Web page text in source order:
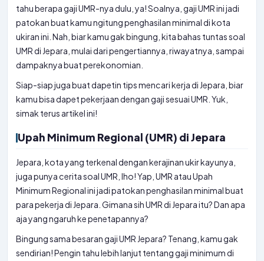
tahu berapa gaji UMR-nya dulu, ya! Soalnya, gaji UMR ini jadi
patokan buat kamu ngitung penghasilan minimal di kota
ukiran ini. Nah, biar kamu gak bingung, kita bahas tuntas soal
UMR di Jepara, mulai dari pengertiannya, riwayatnya, sampai
dampaknya buat perekonomian.
Siap-siap juga buat dapetin tips mencari kerja di Jepara, biar
kamu bisa dapet pekerjaan dengan gaji sesuai UMR. Yuk,
simak terus artikel ini!
Upah Minimum Regional (UMR) di Jepara
Jepara, kota yang terkenal dengan kerajinan ukir kayunya,
juga punya cerita soal UMR, lho! Yap, UMR atau Upah
Minimum Regional ini jadi patokan penghasilan minimal buat
para pekerja di Jepara. Gimana sih UMR di Jepara itu? Dan apa
aja yang ngaruh ke penetapannya?
Bingung sama besaran gaji UMR Jepara? Tenang, kamu gak
sendirian! Pengin tahu lebih lanjut tentang gaji minimum di